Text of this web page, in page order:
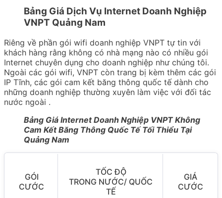
Bảng Giá Dịch Vụ Internet Doanh Nghiệp
VNPT Quảng Nam
Riêng về phần gói wifi doanh nghiệp VNPT tự tin với
khách hàng rằng không có nhà mạng nào có nhiều gói
Internet chuyên dụng cho doanh nghiệp như chúng tôi.
Ngoài các gói wifi, VNPT còn trang bị kèm thêm các gói
IP Tĩnh, các gói cam kết băng thông quốc tế dành cho
những doanh nghiệp thường xuyên làm việc với đối tác
nước ngoài .
Bảng Giá Internet Doanh Nghiệp VNPT Không
Cam Kết Băng Thông Quốc Tế Tối Thiểu Tại
Quảng Nam
GÓI
CƯỚC
TỐC ĐỘ
TRONG NƯỚC/ QUỐC
TẾ
GIÁ
CƯỚC